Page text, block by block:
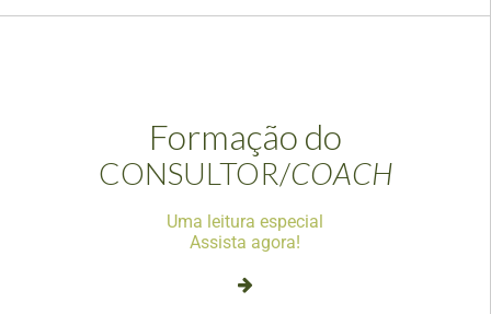
Formação do
CONSULTOR/COACH
Uma leitura especial
Assista agora!